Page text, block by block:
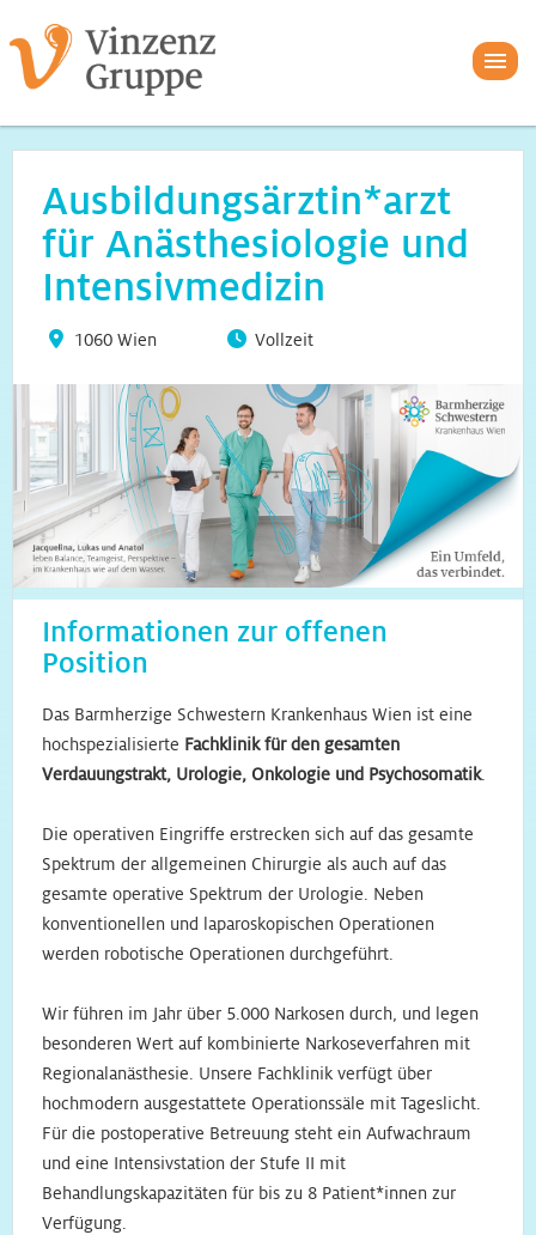
Ausbildungsärztin*arzt
für Anästhesiologie und
Intensivmedizin
1060 Wien Vollzeit
Informationen zur offenen
Position
Das Barmherzige Schwestern Krankenhaus Wien ist eine
hochspezialisierte Fachklinik für den gesamten
Verdauungstrakt, Urologie, Onkologie und Psychosomatik.
Die operativen Eingriffe erstrecken sich auf das gesamte
Spektrum der allgemeinen Chirurgie als auch auf das
gesamte operative Spektrum der Urologie. Neben
konventionellen und laparoskopischen Operationen
werden robotische Operationen durchgeführt.
Wir führen im Jahr über 5.000 Narkosen durch, und legen
besonderen Wert auf kombinierte Narkoseverfahren mit
Regionalanästhesie. Unsere Fachklinik verfügt über
hochmodern ausgestattete Operationssäle mit Tageslicht.
Für die postoperative Betreuung steht ein Aufwachraum
und eine Intensivstation der Stufe II mit
Behandlungskapazitäten für bis zu 8 Patient*innen zur
Verfügung.